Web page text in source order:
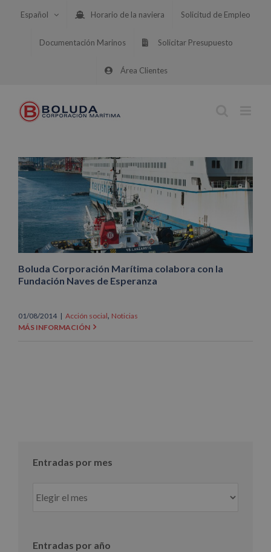
Español Horario de la naviera Solicitud de Empleo
Documentación Marinos Solicitar Presupuesto
Área Clientes
Boluda Corporación Marítima colabora con la
Fundación Naves de Esperanza
01/08/2014 | Acción social, Noticias
MÁS INFORMACIÓN
Entradas por mes
por
Entradas por año